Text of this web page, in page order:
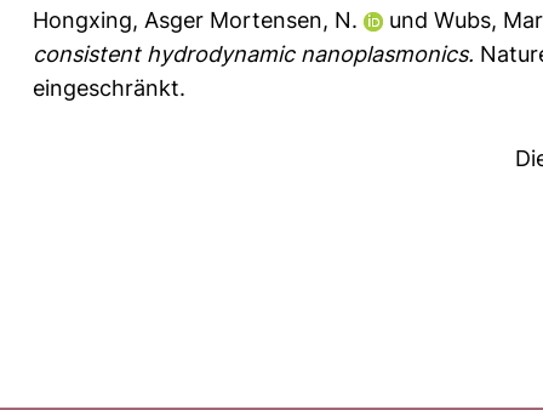
Hongxing, Asger Mortensen, N. und Wubs,
consistent hydrodynamic nanoplasmonics.
eingeschränkt.